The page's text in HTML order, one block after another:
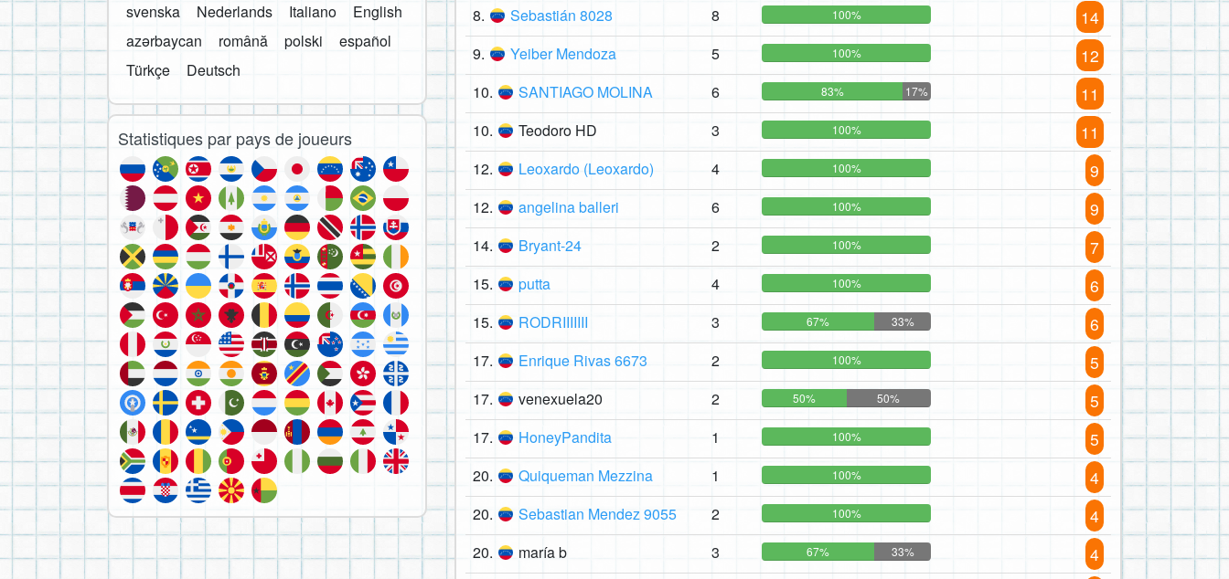
8. Sebastián 8028 8 100% 14
9. Yeiber Mendoza 5 100% 12
10. SANTIAGO MOLINA 6 83% 17% 11
10. Teodoro HD 3 100% 11
12. Leoxardo (Leoxardo) 4 100% 9
12. angelina balleri 6 100% 9
14. Bryant-24 2 100% 7
15. putta 4 100% 6
15. RODRIIIIIII 3 67% 33% 6
17. Enrique Rivas 6673 2 100% 5
17. venexuela20 2 50% 50% 5
17. HoneyPandita 1 100% 5
20. Quiqueman Mezzina 1 100% 4
20. Sebastian Mendez 9055 2 100% 4
20. maría b 3 67% 33% 4
svenska
Nederlands Italiano
English
azərbaycan
română polski
español
Türkçe
Deutsch
Statistiques par pays de joueurs